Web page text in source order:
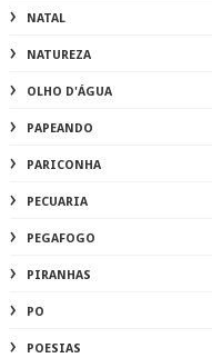
NATAL
NATUREZA
OLHO D'ÁGUA
PAPEANDO
PARICONHA
PECUARIA
PEGAFOGO
PIRANHAS
PO
POESIAS